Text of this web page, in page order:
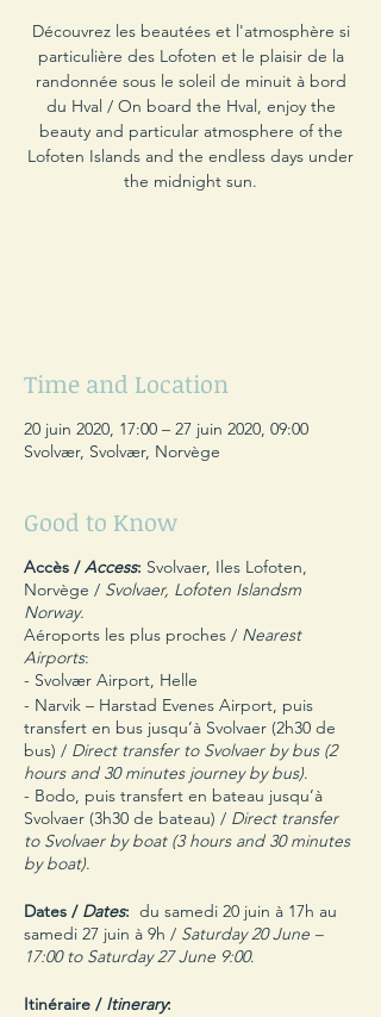
Découvrez les beautées et l'atmosphère si
particulière des Lofoten et le plaisir de la
randonnée sous le soleil de minuit à bord
du Hval / On board the Hval, enjoy the
beauty and particular atmosphere of the
Lofoten Islands and the endless days under
the midnight sun.
Time and Location
20 juin 2020, 17:00 – 27 juin 2020, 09:00
Svolvær, Svolvær, Norvège
Good to Know
Accès /Access: Svolvaer, Iles Lofoten,
Norvège / Svolvaer, Lofoten Islandsm
Norway.
Aéroports les plus proches / Nearest
Airports:
- Svolvær Airport, Helle
- Narvik – Harstad Evenes Airport, puis
transfert en bus jusqu’à Svolvaer (2h30 de
bus) / Direct transfer to Svolvaer by bus (2
hours and 30 minutes journey by bus).
- Bodo, puis transfert en bateau jusqu’à
Svolvaer (3h30 de bateau) / Direct transfer
to Svolvaer by boat (3 hours and 30 minutes
by boat).
Dates / Dates: du samedi 20 juin à 17h au
samedi 27 juin à 9h / Saturday 20 June –
17:00 to Saturday 27 June 9:00.
Itinéraire /Itinerary: